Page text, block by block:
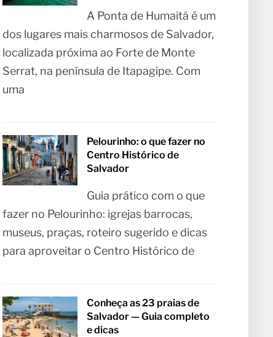
A Ponta de Humaitá é um
dos lugares mais charmosos de Salvador,
localizada próxima ao Forte de Monte
Serrat, na península de Itapagipe. Com
uma
Pelourinho: o que fazer no
Centro Histórico de
Salvador
Guia prático com o que
fazer no Pelourinho: igrejas barrocas,
museus, praças, roteiro sugerido e dicas
para aproveitar o Centro Histórico de
Conheça as 23 praias de
Salvador — Guia completo
e dicas